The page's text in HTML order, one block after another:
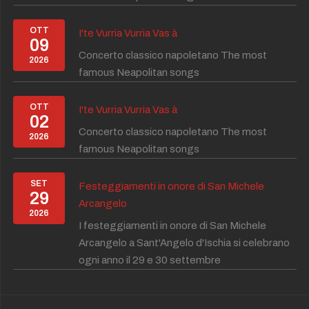
OTT
09
2026
I'te Vurria Vurria Vas à
Concerto classico napoletano The most
famous Neapolitan songs
OTT
02
2026
I'te Vurria Vurria Vas à
Concerto classico napoletano The most
famous Neapolitan songs
SET
29
2026
Festeggiamenti in onore di San Michele
Arcangelo
I festeggiamenti in onore di San Michele
Arcangelo a Sant'Angelo d'Ischia si celebrano
ogni anno il 29 e 30 settembre